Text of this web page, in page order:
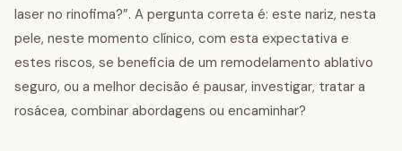
laser no rinofima?”. A pergunta correta é: este nariz, nesta
pele, neste momento clínico, com esta expectativa e
estes riscos, se beneficia de um remodelamento ablativo
seguro, ou a melhor decisão é pausar, investigar, tratar a
rosácea, combinar abordagens ou encaminhar?